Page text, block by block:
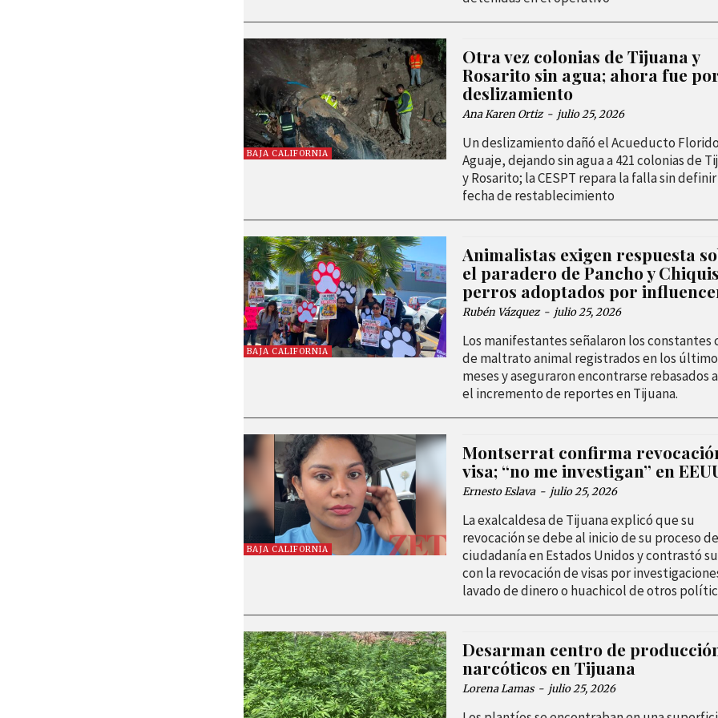
BAJA CALIFORNIA
Otra vez colonias de Tijuana y
Rosarito sin agua; ahora fue
deslizamiento
Ana Karen Ortiz - julio 25, 2026
Un deslizamiento dañó el Acueducto
Aguaje, dejando sin agua a 421 colonias de
y Rosarito; la CESPT repara la falla sin definir
fecha de restablecimiento
BAJA CALIFORNIA
Animalistas exigen respuesta
el paradero de Pancho y
perros adoptados por
Rubén Vázquez - julio 25, 2026
Los manifestantes señalaron los constantes
de maltrato animal registrados en los
meses y aseguraron encontrarse rebasados
el incremento de reportes en Tijuana.
BAJA CALIFORNIA
Montserrat confirma
visa; “no me investigan” en
Ernesto Eslava - julio 25, 2026
La exalcaldesa de Tijuana explicó que su
revocación se debe al inicio de su proceso de
ciudadanía en Estados Unidos y contrastó
con la revocación de visas por
lavado de dinero o huachicol de otros
Desarman centro de
narcóticos en Tijuana
Lorena Lamas - julio 25, 2026